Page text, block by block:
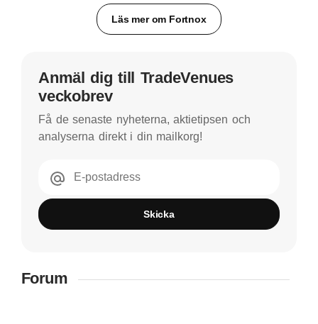
Läs mer om Fortnox
Anmäl dig till TradeVenues
veckobrev
Få de senaste nyheterna, aktietipsen och
analyserna direkt i din mailkorg!
E-postadress
Skicka
Forum